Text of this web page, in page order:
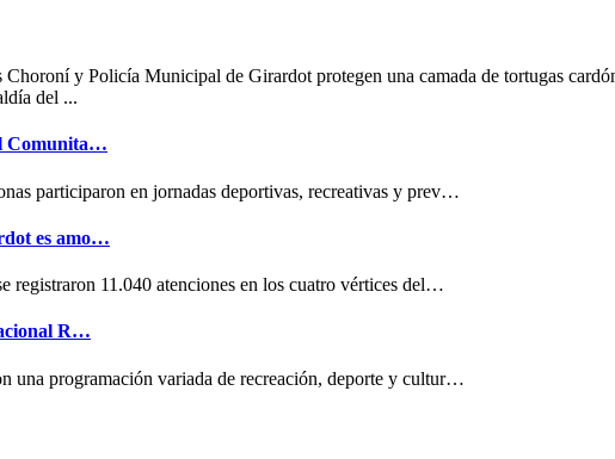
y Policía Municipal de Girardot protegen una camada de tortugas
del ...
Comunita…
participaron en jornadas deportivas, recreativas y prev…
es amo…
registraron 11.040 atenciones en los cuatro vértices del…
R…
una programación variada de recreación, deporte y cultur…